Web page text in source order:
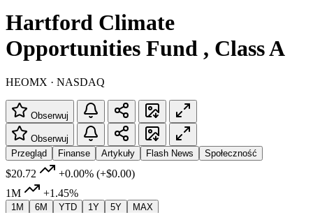
Hartford Climate
Opportunities Fund , Class A
HEOMX · NASDAQ
Obserwuj
Obserwuj
Przegląd
Finanse Artykuły Flash News Społeczność
$20.72 +0.00% (+$0.00)
1M
+1.45%
1M 6M YTD 1Y 5Y MAX